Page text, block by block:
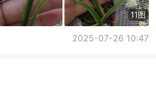
11图
2025-07-26 10:47